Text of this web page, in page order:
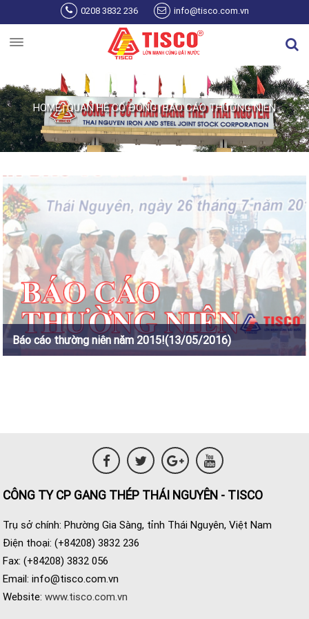
Skip to main content0208 3832 236 info@tisco.com.vn
You are here
HOME|QUAN HỆ CỔ ĐÔNG|BÁO CÁO THƯỜNG NIÊN
Báo cáo thường niên năm 2015!(13/05/2016)
CÔNG TY CP GANG THÉP THÁI NGUYÊN - TISCO
Trụ sở chính: Phường Gia Sàng, tỉnh Thái Nguyên, Việt Nam
Điện thoại: (+84208) 3832 236
Fax: (+84208) 3832 056
Email: info@tisco.com.vn
Website: www.tisco.com.vn